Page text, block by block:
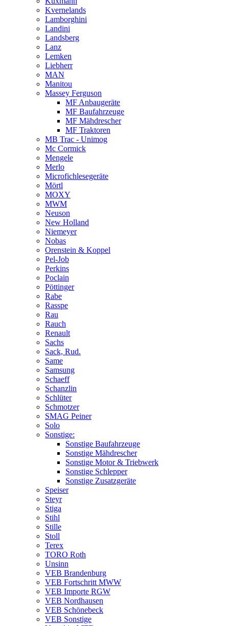
Kvernelands
Lamborghini
Landini
Landsberg
Lanz
Lemken
Liebherr
MAN
Manitou
Massey Ferguson
MF Anbaugeräte
MF Baufahrzeuge
MF Mähdrescher
MF Traktoren
MB Trac - Unimog
Mc Cormick
Mengele
Merlo
Microfichlesegeräte
Mörtl
MOXY
MWM
Neuson
New Holland
Niemeyer
Nobas
Orenstein & Koppel
Pel-Job
Perkins
Poclain
Pöttinger
Rabe
Rasspe
Rau
Rauch
Renault
Sachs
Sack, Rud.
Same
Samsung
Schaeff
Schanzlin
Schlüter
Schmotzer
SMAG Peiner
Solo
Sonstige:
Sonstige Baufahrzeuge
Sonstige Mähdrescher
Sonstige Motor & Triebwerk
Sonstige Schlepper
Sonstige Zusatzgeräte
Speiser
Steyr
Stiga
Stihl
Stille
Stoll
Terex
TORO Roth
Unsinn
VEB Brandenburg
VEB Fortschritt MWW
VEB Importe RGW
VEB Nordhausen
VEB Schönebeck
VEB Sonstige